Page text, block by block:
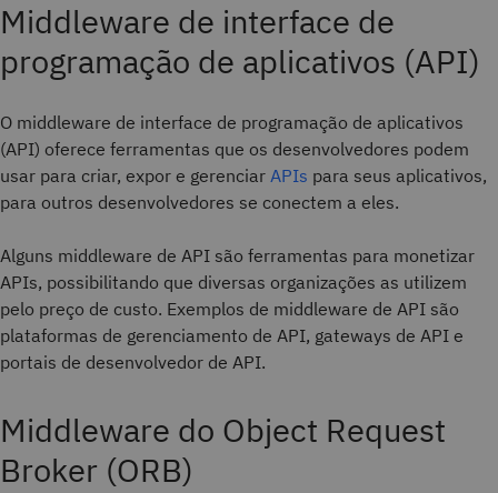
Middleware de interface de
programação de aplicativos (API)
O middleware de interface de programação de aplicativos
(API) oferece ferramentas que os desenvolvedores podem
usar para criar, expor e gerenciar APIs para seus aplicativos,
para outros desenvolvedores se conectem a eles.
Alguns middleware de API são ferramentas para monetizar
APIs, possibilitando que diversas organizações as utilizem
pelo preço de custo. Exemplos de middleware de API são
plataformas de gerenciamento de API, gateways de API e
portais de desenvolvedor de API.
Middleware do Object Request
Broker (ORB)